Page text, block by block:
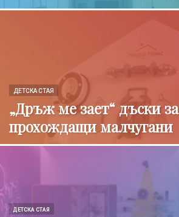
ДЕТСКА СТАЯ
„Дръж ме зает“ дъски за
прохождащи малчугани
ДЕТСКА СТАЯ